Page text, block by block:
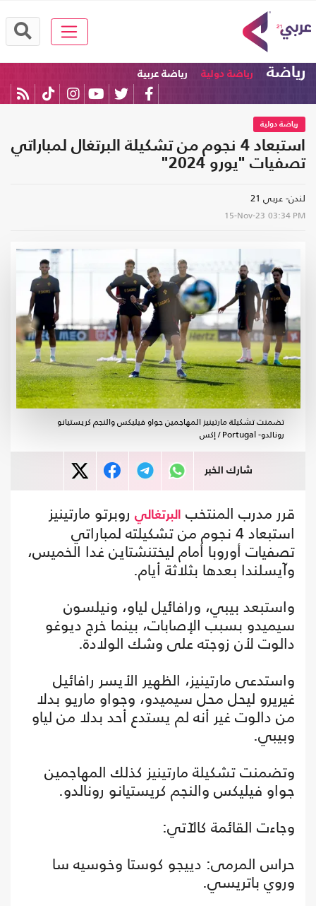
رياضة رياضة دولية رياضة عربية
رياضة دولية
استبعاد 4 نجوم من تشكيلة البرتغال لمباراتي
تصفيات "يورو 2024"
لندن- عربي 21
15-Nov-23 03:34 PM
تضمنت تشكيلة مارتينيز المهاجمين جواو فيليكس والنجم كريستيانو
رونالدو- Portugal / إكس
شارك الخبر
قرر مدرب المنتخب البرتغالي روبرتو مارتينيز
استبعاد 4 نجوم من تشكيلته لمباراتي
تصفيات أوروبا أمام ليختنشتاين غدا الخميس،
وآيسلندا بعدها بثلاثة أيام.
واستبعد بيبي، ورافائيل لياو، ونيلسون
سيميدو بسبب الإصابات، بينما خرج ديوغو
دالوت لأن زوجته على وشك الولادة.
واستدعى مارتينيز، الظهير الأيسر رافائيل
غيريرو ليحل محل سيميدو، وجواو ماريو بدلا
من دالوت غير أنه لم يستدع أحد بدلا من لياو
وبيبي.
وتضمنت تشكيلة مارتينيز كذلك المهاجمين
جواو فيليكس والنجم كريستيانو رونالدو.
وجاءت القائمة كالآتي:
حراس المرمى: دييجو كوستا وخوسيه سا
وروي باتريسي.